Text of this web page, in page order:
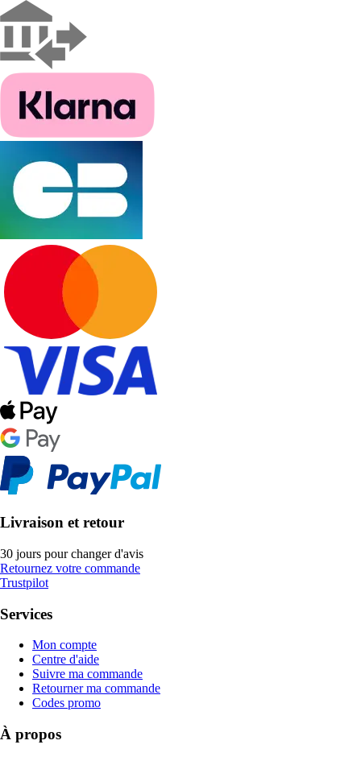
Livraison et retour
30 jours pour changer d'avis
Retournez votre commande
Trustpilot
Services
Mon compte
Centre d'aide
Suivre ma commande
Retourner ma commande
Codes promo
À propos